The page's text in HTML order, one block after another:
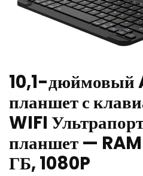
10,1-
планшет с
WIFI
планшет —
ГБ, 1080P